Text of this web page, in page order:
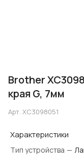
Brother
края G, 7мм
Арт. XC3098051
Характеристики
Тип устройства —